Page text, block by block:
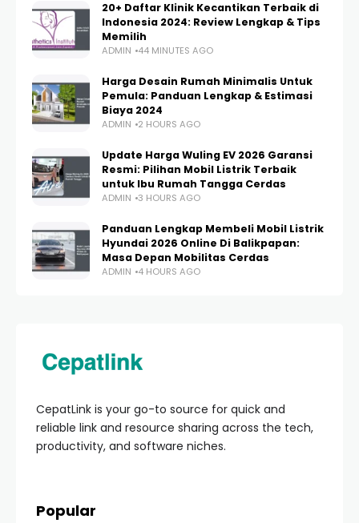
20+ Daftar Klinik Kecantikan Terbaik di
Indonesia 2024: Review Lengkap & Tips
Memilih
ADMIN 44 MINUTES AGO
Harga Desain Rumah Minimalis Untuk
Pemula: Panduan Lengkap & Estimasi
Biaya 2024
ADMIN 2 HOURS AGO
Update Harga Wuling EV 2026 Garansi
Resmi: Pilihan Mobil Listrik Terbaik
untuk Ibu Rumah Tangga Cerdas
ADMIN 3 HOURS AGO
Panduan Lengkap Membeli Mobil Listrik
Hyundai 2026 Online Di Balikpapan:
Masa Depan Mobilitas Cerdas
ADMIN 4 HOURS AGO
CepatLink is your go-to source for quick and
reliable link and resource sharing across the tech,
productivity, and software niches.
Popular